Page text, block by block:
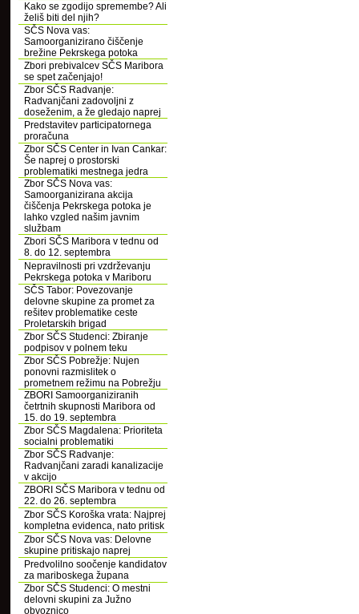
Kako se zgodijo spremembe? Ali
želiš biti del njih?
SČS Nova vas:
Samoorganizirano čiščenje
brežine Pekrskega potoka
Zbori prebivalcev SČS Maribora
se spet začenjajo!
Zbor SČS Radvanje:
Radvanjčani zadovoljni z
doseženim, a že gledajo naprej
Predstavitev participatornega
proračuna
Zbor SČS Center in Ivan Cankar:
Še naprej o prostorski
problematiki mestnega jedra
Zbor SČS Nova vas:
Samoorganizirana akcija
čiščenja Pekrskega potoka je
lahko vzgled našim javnim
službam
Zbori SČS Maribora v tednu od
8. do 12. septembra
Nepravilnosti pri vzdrževanju
Pekrskega potoka v Mariboru
SČS Tabor: Povezovanje
delovne skupine za promet za
rešitev problematike ceste
Proletarskih brigad
Zbor SČS Studenci: Zbiranje
podpisov v polnem teku
Zbor SČS Pobrežje: Nujen
ponovni razmislitek o
prometnem režimu na Pobrežju
ZBORI Samoorganiziranih
četrtnih skupnosti Maribora od
15. do 19. septembra
Zbor SČS Magdalena: Prioriteta
socialni problematiki
Zbor SČS Radvanje:
Radvanjčani zaradi kanalizacije
v akcijo
ZBORI SČS Maribora v tednu od
22. do 26. septembra
Zbor SČS Koroška vrata: Najprej
kompletna evidenca, nato pritisk
Zbor SČS Nova vas: Delovne
skupine pritiskajo naprej
Predvolilno soočenje kandidatov
za mariboskega župana
Zbor SČS Studenci: O mestni
delovni skupini za Južno
obvoznico